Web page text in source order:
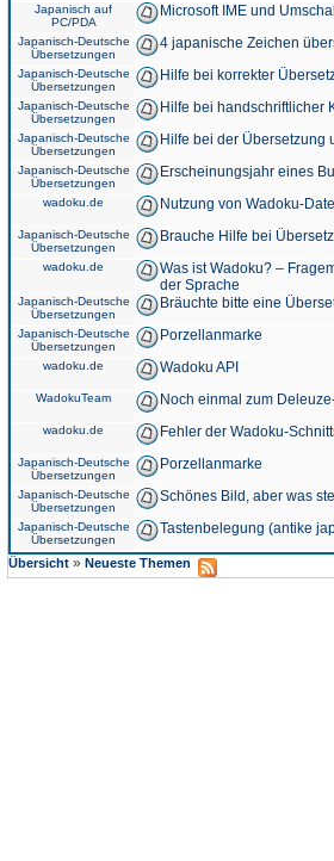
Japanisch auf
PC/PDA
Microsoft IME und
Japanisch-Deutsche
Übersetzungen
4 japanische Zeichen
Japanisch-Deutsche
Übersetzungen
Hilfe bei korrekter
Japanisch-Deutsche
Übersetzungen
Hilfe bei handschriftlicher
Japanisch-Deutsche
Übersetzungen
Hilfe bei der Übersetzung
Japanisch-Deutsche
Übersetzungen
Erscheinungsjahr eines
wadoku.de Nutzung von Wadoku-
Japanisch-Deutsche
Übersetzungen
Brauche Hilfe bei
wadoku.de
Was ist Wadoku? –
der Sprache
Japanisch-Deutsche
Übersetzungen
Bräuchte bitte eine
Japanisch-Deutsche
Übersetzungen
Porzellanmarke
wadoku.de Wadoku API
WadokuTeam Noch einmal zum
wadoku.de Fehler der Wadoku-
Japanisch-Deutsche
Übersetzungen
Porzellanmarke
Japanisch-Deutsche
Übersetzungen
Schönes Bild, aber was
Japanisch-Deutsche
Übersetzungen
Tastenbelegung (antike
Übersicht » Neueste Themen